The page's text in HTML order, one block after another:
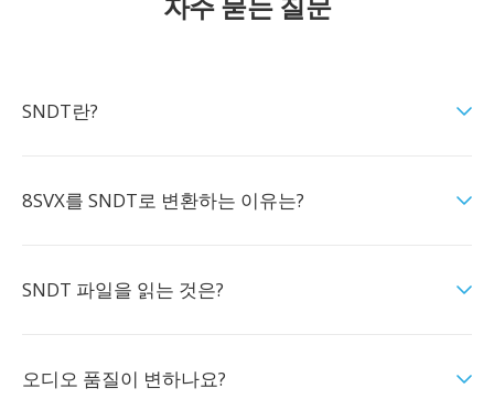
SNDT란?
8SVX를 SNDT로 변환하는 이유는?
SNDT 파일을 읽는 것은?
오디오 품질이 변하나요?